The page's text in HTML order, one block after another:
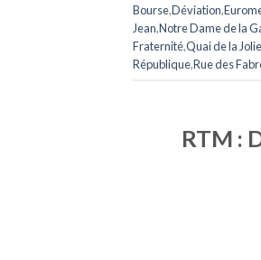
Bourse,Déviation,
Jean,Notre Dame de la
Fraternité,Quai de la
République,Rue des
RTM :